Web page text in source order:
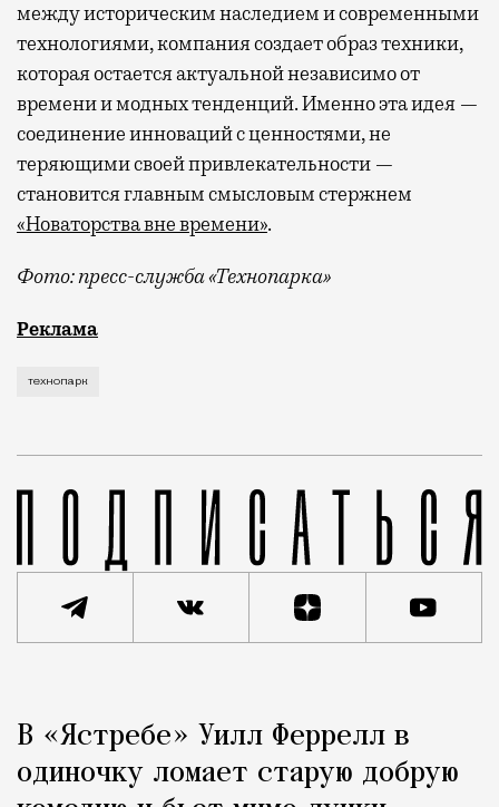
между историческим наследием и современными
технологиями, компания создает образ техники,
которая остается актуальной независимо от
времени и модных тенденций. Именно эта идея —
соединение инноваций с ценностями, не
теряющими своей привлекательности —
становится главным смысловым стержнем
«Новаторства вне времени».
Фото: пресс-служба «Технопарка»
Рекламные кампании техники редко выходят за
Реклама
технопарк
Город
В «Ястребе» Уилл Феррелл в
одиночку ломает старую добрую